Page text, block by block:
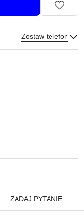
Zostaw telefon
ZADAJ PYTANIE